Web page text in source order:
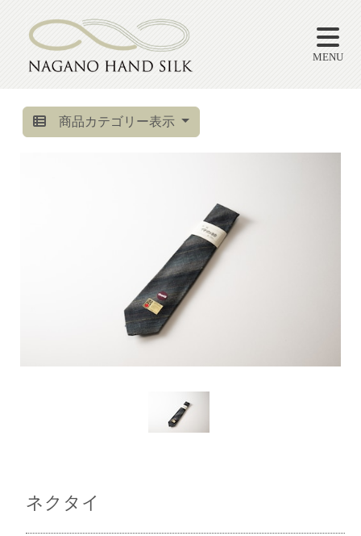
MENU
商品カテゴリー表示
ネクタイ